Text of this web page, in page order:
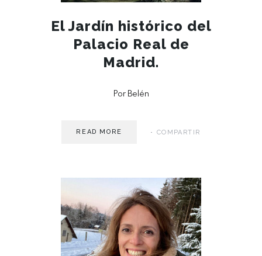
El Jardín histórico del
Palacio Real de
Madrid.
Por Belén
READ MORE COMPARTIR